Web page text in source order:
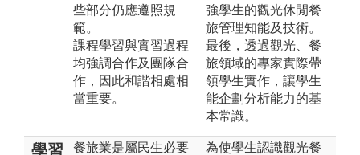
些部分仍應遵照規
範。
課程學習與實習過程
均強調合作及團隊合
作，因此和諧相處相
當重要。
強學生的觀光休閒餐
旅管理知能及技術。
最後，透過觀光、餐
旅領域的專家實際帶
領學生實作，讓學生
能企劃分析能力的基
本常識。
學習
餐旅業是屬民生必要
為使學生認識觀光餐